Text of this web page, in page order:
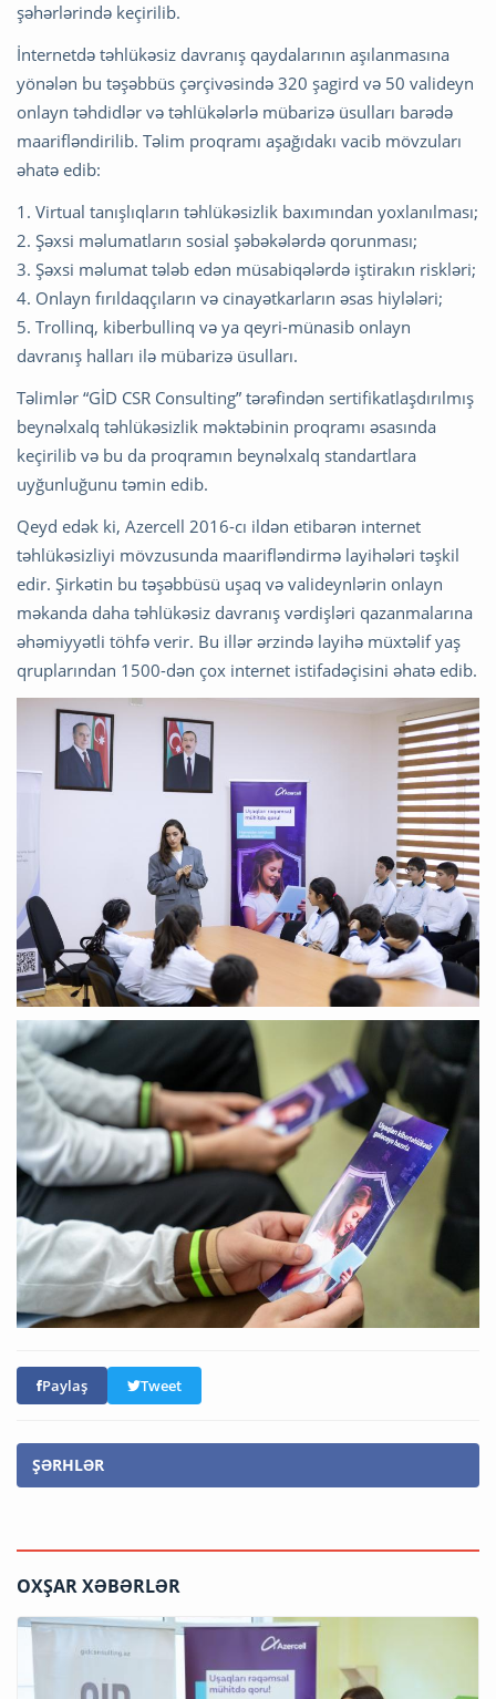
şəhərlərində keçirilib.
İnternetdə təhlükəsiz davranış qaydalarının aşılanmasına
yönələn bu təşəbbüs çərçivəsində 320 şagird və 50 valideyn
onlayn təhdidlər və təhlükələrlə mübarizə üsulları barədə
maarifləndirilib. Təlim proqramı aşağıdakı vacib mövzuları
əhatə edib:
1. Virtual tanışlıqların təhlükəsizlik baxımından yoxlanılması;
2. Şəxsi məlumatların sosial şəbəkələrdə qorunması;
3. Şəxsi məlumat tələb edən müsabiqələrdə iştirakın riskləri;
4. Onlayn fırıldaqçıların və cinayətkarların əsas hiylələri;
5. Trollinq, kiberbullinq və ya qeyri-münasib onlayn
davranış halları ilə mübarizə üsulları.
Təlimlər “GİD CSR Consulting” tərəfindən sertifikatlaşdırılmış
beynəlxalq təhlükəsizlik məktəbinin proqramı əsasında
keçirilib və bu da proqramın beynəlxalq standartlara
uyğunluğunu təmin edib.
Qeyd edək ki, Azercell 2016-cı ildən etibarən internet
təhlükəsizliyi mövzusunda maarifləndirmə layihələri təşkil
edir. Şirkətin bu təşəbbüsü uşaq və valideynlərin onlayn
məkanda daha təhlükəsiz davranış vərdişləri qazanmalarına
əhəmiyyətli töhfə verir. Bu illər ərzində layihə müxtəlif yaş
qruplarından 1500-dən çox internet istifadəçisini əhatə edib.
Paylaş Tweet
ŞƏRHLƏR
OXŞAR XƏBƏRLƏR